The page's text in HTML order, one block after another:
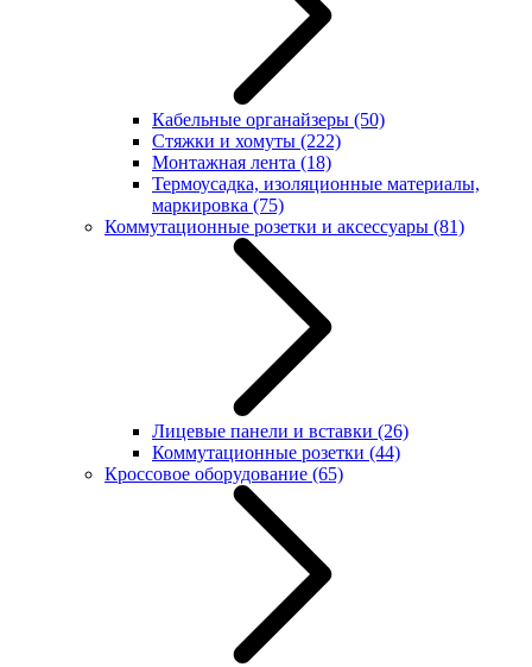
Кабельные органайзеры (50)
Стяжки и хомуты (222)
Монтажная лента (18)
Термоусадка, изоляционные материалы,
маркировка (75)
Коммутационные розетки и аксессуары (81)
Лицевые панели и вставки (26)
Коммутационные розетки (44)
Кроссовое оборудование (65)